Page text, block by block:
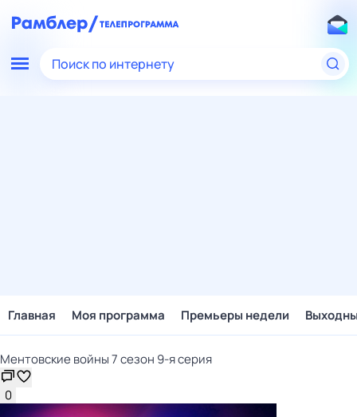
Поиск по интернету
Главная Моя программа Премьеры недели
Ментовские войны 7 сезон 9-я серия
0